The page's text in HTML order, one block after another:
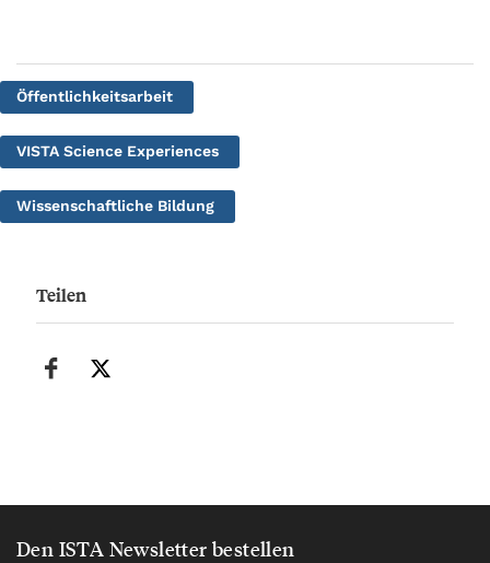
Öffentlichkeitsarbeit
VISTA Science Experiences
Wissenschaftliche Bildung
Teilen
Den ISTA Newsletter bestellen